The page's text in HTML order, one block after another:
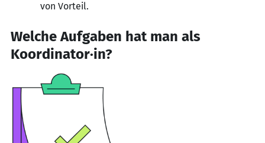
von Vorteil.
Welche Aufgaben hat man als
Koordinator·in?